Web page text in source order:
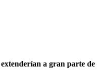
a gran parte de